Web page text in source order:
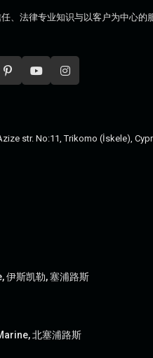
、法律专业知识与以客户为中心
str. No:11, Trikomo (İskele),
伊斯凯勒, 塞浦路斯
北塞浦路斯